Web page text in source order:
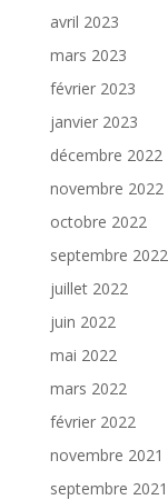
avril 2023
mars 2023
février 2023
janvier 2023
décembre 2022
novembre 2022
octobre 2022
septembre 2022
juillet 2022
juin 2022
mai 2022
mars 2022
février 2022
novembre 2021
septembre 2021